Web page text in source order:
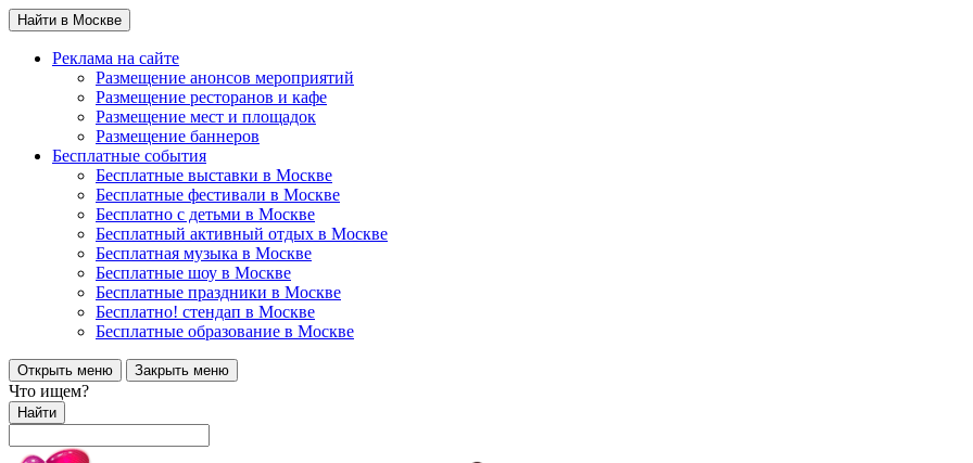
Найти в Москве
Реклама на сайте
Размещение анонсов мероприятий
Размещение ресторанов и кафе
Размещение мест и площадок
Размещение баннеров
Бесплатные события
Бесплатные выставки в Москве
Бесплатные фестивали в Москве
Бесплатно с детьми в Москве
Бесплатный активный отдых в Москве
Бесплатная музыка в Москве
Бесплатные шоу в Москве
Бесплатные праздники в Москве
Бесплатно! стендап в Москве
Бесплатные образование в Москве
Открыть меню Закрыть меню
Что ищем?
Найти